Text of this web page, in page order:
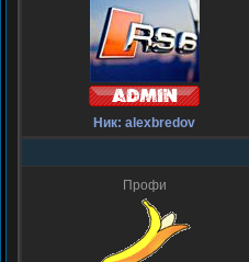
Ник: alexbredov
Профи